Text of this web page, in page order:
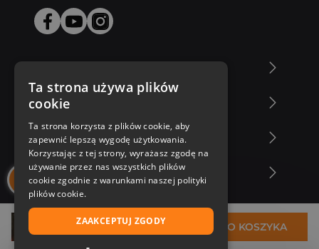
36,69 zł DO KOSZYKA
Zakupy u nas
Nasza oferta
Nasi autorzy
Ta strona używa plików
cookie
Ta strona korzysta z plików cookie, aby
zapewnić lepszą wygodę użytkowania.
Korzystając z tej strony, wyrażasz zgodę na
używanie przez nas wszystkich plików
cookie zgodnie z warunkami naszej polityki
plików cookie.
ZAAKCEPTUJ ZGODY